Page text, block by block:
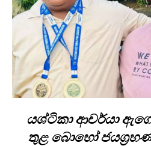
යශ්ටිකා ආචර්යා ඇගේ
තුළ බොහෝ ජයග්‍රහණ